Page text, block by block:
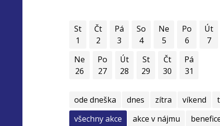
St
1
Čt
2
Pá
3
So
4
Ne
5
Po
6
Út
7
Ne
26
Po
27
Út
28
St
29
Čt
30
Pá
31
ode dneška dnes zítra víkend
všechny akce
akce v nájmu